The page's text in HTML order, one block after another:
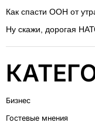
Как спасти ООН от
Ну скажи, дорогая
Бизнес
Гостевые мнения